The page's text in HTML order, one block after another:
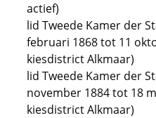
actief)
lid Tweede Kamer der
februari 1868 tot 11
kiesdistrict Alkmaar)
lid Tweede Kamer der
november 1884 tot 18
kiesdistrict Alkmaar)